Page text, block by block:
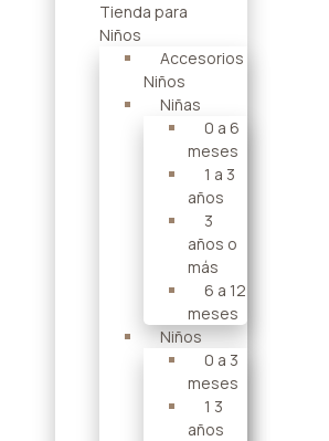
Tienda para
Niños
Accesorios
Niños
Niñas
0 a 6
meses
1 a 3
años
3
años o
más
6 a 12
meses
Niños
0 a 3
meses
1 3
años